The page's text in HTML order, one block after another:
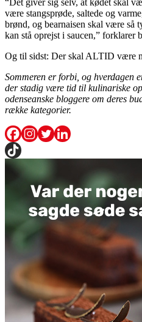
være stangsprøde, saltede og
brønd, og bearnaisen skal være så
kan stå oprejst i saucen,” forklarer
Og til sidst: Der skal ALTID være
Sommeren er forbi, og hverdagen
der stadig være tid til kulinariske
odenseanske bloggere om deres
række kategorier.